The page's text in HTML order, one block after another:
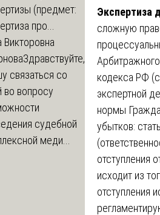
Экспертиза
сложную
кодекса РФ
экспертной
нормы
убытков:
отступления
исходит из
отступления
(предмет:
про...
Викторовна
Здравствуйте,
связаться со
во вопросу
судебной
меди...